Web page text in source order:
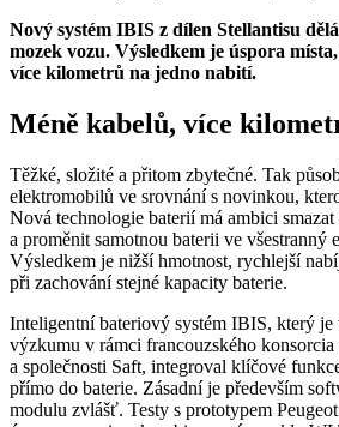
Nový systém IBIS z dílen Stellantisu
mozek vozu. Výsledkem je úspora
více kilometrů na jedno nabití.
Méně kabelů, více
Těžké, složité a přitom zbytečné. Tak
elektromobilů ve srovnání s novinkou,
Nová technologie baterií má ambici
a proměnit samotnou baterii ve všestranný
Výsledkem je nižší hmotnost, rychlejší
při zachování stejné kapacity baterie.
Inteligentní bateriový systém IBIS, který je
výzkumu v rámci francouzského
a společnosti Saft, integroval klíčové
přímo do baterie. Zásadní je především
modulu zvlášť. Testy s prototypem